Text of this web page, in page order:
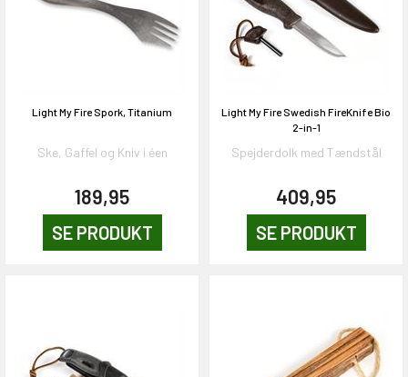
Light My Fire Spork, Titanium
Ske, Gaffel og Kniv i éen
189,95
SE PRODUKT
Light My Fire Swedish FireKnife Bio
2-in-1
Spejderdolk med Tændstål
409,95
SE PRODUKT